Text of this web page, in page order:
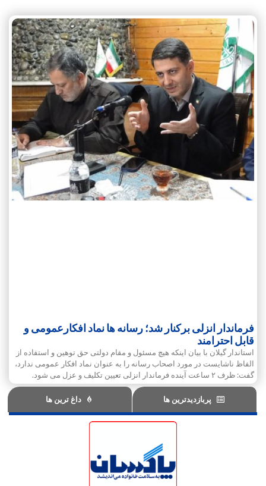
فرماندار انزلی برکنار شد؛ رسانه ها نماد افکارعمومی و
قابل احترامند
استاندار گیلان با بیان اینکه هیچ مسئول و مقام دولتی حق توهین و استفاده از
الفاظ ناشایست در مورد اصحاب رسانه را به عنوان نماد افکار عمومی ندارد،
گفت: ظرف ۲ ساعت آینده فرماندار انزلی تعیین تکلیف و عزل می شود.
پربازدیدترین ها داغ ترین ها